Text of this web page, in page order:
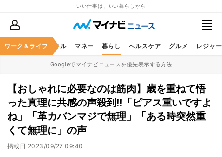
いい仕事は、いい暮らしから
ワーク＆ライフ
ア ビジネススキル マネー 暮らし ヘルスケア グルメ レジャー
Googleでマイナビニュースを優先表示する方法
【おしゃれに必要なのは筋肉】歳を重ねて悟
った真理に共感の声殺到!!「ピアス重いですよ
ね」「革カバンマジで無理」「ある時突然重
くて無理に」の声
掲載日 2023/09/27 09:40